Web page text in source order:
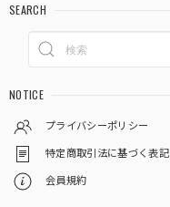
SEARCH
NOTICE
プライバシーポリシー
特定商取引法に基づく表記
会員規約